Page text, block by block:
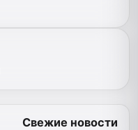
Свежие новости